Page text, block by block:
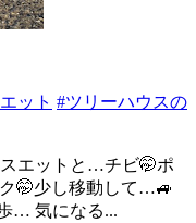
ット #ツリーハウスの
エットと…チビ🤭ポ
🤭少し移動して…🚙
… 気になる...